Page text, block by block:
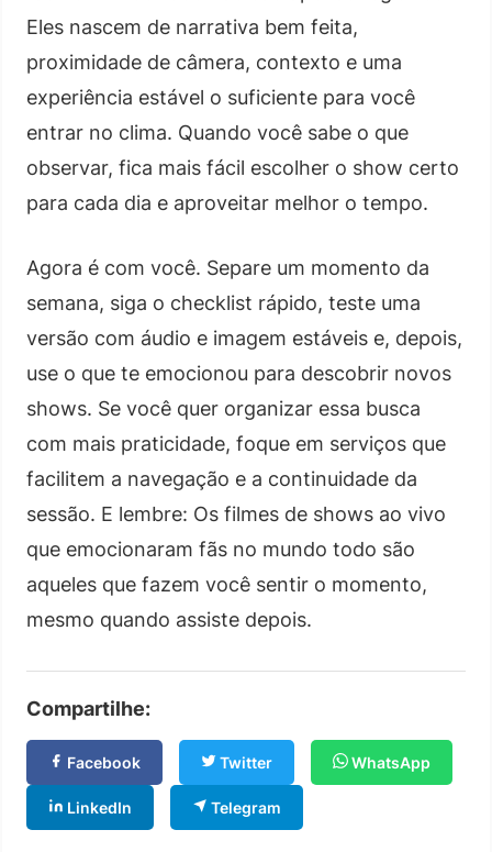
Eles nascem de narrativa bem feita,
proximidade de câmera, contexto e uma
experiência estável o suficiente para você
entrar no clima. Quando você sabe o que
observar, fica mais fácil escolher o show certo
para cada dia e aproveitar melhor o tempo.
Agora é com você. Separe um momento da
semana, siga o checklist rápido, teste uma
versão com áudio e imagem estáveis e, depois,
use o que te emocionou para descobrir novos
shows. Se você quer organizar essa busca
com mais praticidade, foque em serviços que
facilitem a navegação e a continuidade da
sessão. E lembre: Os filmes de shows ao vivo
que emocionaram fãs no mundo todo são
aqueles que fazem você sentir o momento,
mesmo quando assiste depois.
Compartilhe:
Facebook Twitter WhatsApp
LinkedIn Telegram